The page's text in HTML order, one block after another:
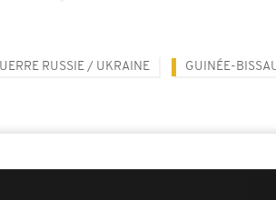
RUSSIE / UKRAINE GUINÉE-